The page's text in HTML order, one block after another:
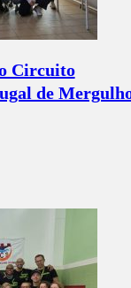
Circuito
de